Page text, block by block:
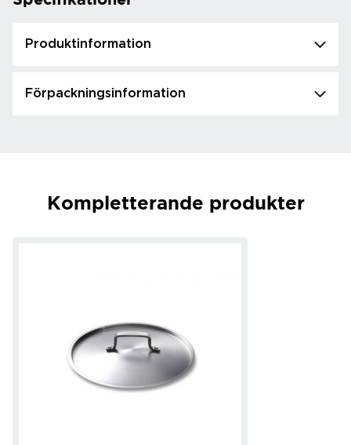
Produktinformation
Förpackningsinformation
Kompletterande produkter